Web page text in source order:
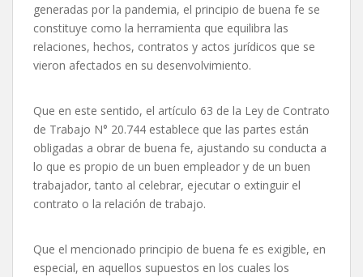
generadas por la pandemia, el principio de buena fe se
constituye como la herramienta que equilibra las
relaciones, hechos, contratos y actos jurídicos que se
vieron afectados en su desenvolvimiento.
Que en este sentido, el artículo 63 de la Ley de Contrato
de Trabajo N° 20.744 establece que las partes están
obligadas a obrar de buena fe, ajustando su conducta a
lo que es propio de un buen empleador y de un buen
trabajador, tanto al celebrar, ejecutar o extinguir el
contrato o la relación de trabajo.
Que el mencionado principio de buena fe es exigible, en
especial, en aquellos supuestos en los cuales los